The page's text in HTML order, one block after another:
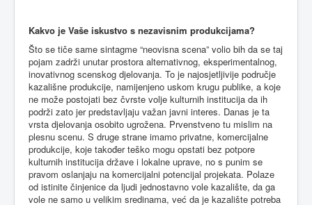
Kakvo je Vaše iskustvo s nezavisnim produkcijama?
Što se tiče same sintagme “neovisna scena” volio bih da se taj
pojam zadrži unutar prostora alternativnog, eksperimentalnog,
inovativnog scenskog djelovanja. To je najosjetljivije područje
kazališne produkcije, namijenjeno uskom krugu publike, a koje
ne može postojati bez čvrste volje kulturnih institucija da ih
podrži zato jer predstavljaju važan javni interes. Danas je ta
vrsta djelovanja osobito ugrožena. Prvenstveno tu mislim na
plesnu scenu. S druge strane imamo privatne, komercijalne
produkcije, koje također teško mogu opstati bez potpore
kulturnih institucija države i lokalne uprave, no s punim se
pravom oslanjaju na komercijalni potencijal projekata. Polaze
od istinite činjenice da ljudi jednostavno vole kazalište, da ga
vole ne samo u velikim sredinama, već da je kazalište potreba